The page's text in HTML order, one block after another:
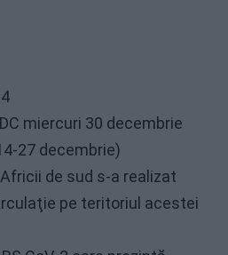
miercuri 30 decembrie
27 decembrie)
de sud s-a realizat
pe teritoriul acestei